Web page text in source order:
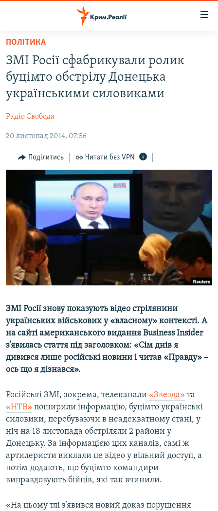
Перейти
основного
матеріалу
Перейти
до
основної
Перейти
пошуку
ВОДА.КРИМ
ВІДЕО ТА ФОТО
БЛОГИ
ПОГЛЯД
ІНТЕРВ'Ю
ВСЕ ЗА ДЕНЬ
ДЕПОРТАЦІЯ
ВІДЕОУРОКИ «ELIFBE»
СВІДЧЕННЯ ОКУПАЦІЇ
УКРАЇНСЬКА ПРОБЛЕМА КРИМУ
ІНФОГРАФІКА
ЯК ОБІЙТИ БЛОКУВАННЯ
Русский
Qırımtatar
ДОЛУЧАЙСЯ!
Усі сайти RFE/RL
ПОЛІТИКА
ЗМІ Росії сфабрикували ролик
буцімто обстрілу Донецька
українськими силовиками
Радіо Свобода
20 листопад 2014, 07:56
Поділитись Читати без VPN
ЗМІ Росії знову показують відео стрілянини
українських військових у «власному» контексті. А
на сайті американського видання Business Insider
з’явилась стаття під заголовком: «Сім днів я
дивився лише російські новини і читав «Правду» –
ось що я дізнався».
Російські ЗМІ, зокрема, телеканали «Звезда» та
«НТВ» поширили інформацію, буцімто українські
силовики, перебуваючи в неадекватному стані, у
ніч на 18 листопада обстріляли 2 райони у
Донецьку. За інформацією цих каналів, самі ж
артилеристи виклали це відео у вільний доступ, а
потім додають, що буцімто командири
виправдовують бійців, які так вчинили.
«На цьому тлі з’явився новий доказ порушення